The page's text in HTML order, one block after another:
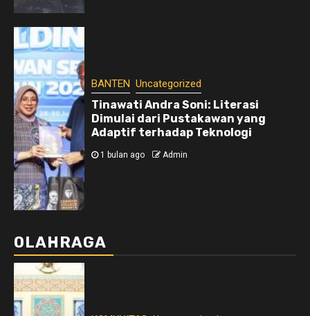
BANTEN Uncategorized
Tinawati Andra Soni: Literasi
Dimulai dari Pustakawan yang
Adaptif terhadap Teknologi
1 bulan ago Admin
OLAHRAGA